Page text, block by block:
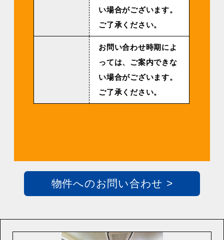
い場合がございます。
ご了承ください。
お問い合わせ時期によ
っては、ご案内できな
い場合がございます。
ご了承ください。
物件へのお問い合わせ >